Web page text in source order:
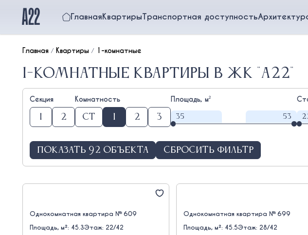
ГлавнаяКвартирыТранспортная доступность
Главная/ Квартиры/ 1-комнатные
1-комнатные квартиры в ЖК "А22"
Секция
1 2
Комнатность
Ст 1 2 3
Площадь, м2
Показать 92 объекта Сбросить фильтр
Однокомнатная квартира № 609
Площадь, м²: 45.3Этаж: 22/42
Однокомнатная квартира № 699
Площадь, м²: 45.5Этаж: 28/42